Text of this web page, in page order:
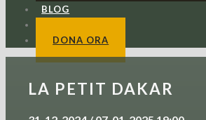
BLOG
DONA ORA
LA PETIT DAKAR